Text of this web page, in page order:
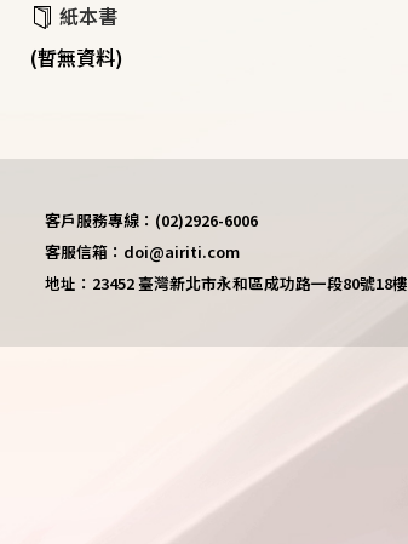
紙本書
(暫無資料)
客戶服務專線：(02)2926-6006
客服信箱：doi@airiti.com
地址：23452 臺灣新北市永和區成功路一段80號18樓